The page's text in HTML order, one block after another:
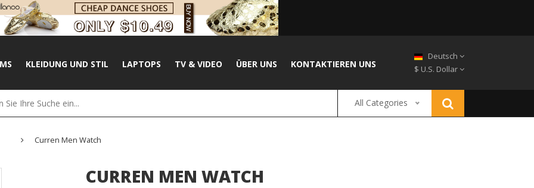
KLEIDUNG UND STIL LAPTOPS TV & VIDEO ÜBER UNS KONTAKTIEREN UNS
Deutsch
$ U.S. Dollar
All Categories
Curren Men Watch
CURREN MEN WATCH